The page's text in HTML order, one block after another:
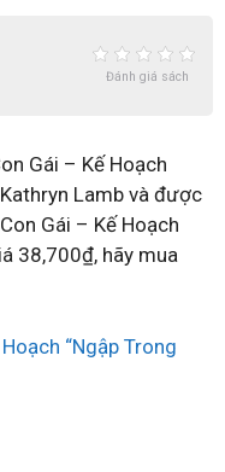
Đánh giá sách
Gái – Kế Hoạch
Lamb và được
Gái – Kế Hoạch
38,700₫, hãy mua
“Ngập Trong